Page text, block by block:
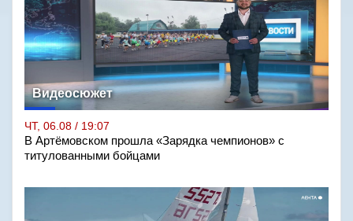
Видеосюжет
ЧТ, 06.08 / 19:07
В Артёмовском прошла «Зарядка чемпионов» с
титулованными бойцами